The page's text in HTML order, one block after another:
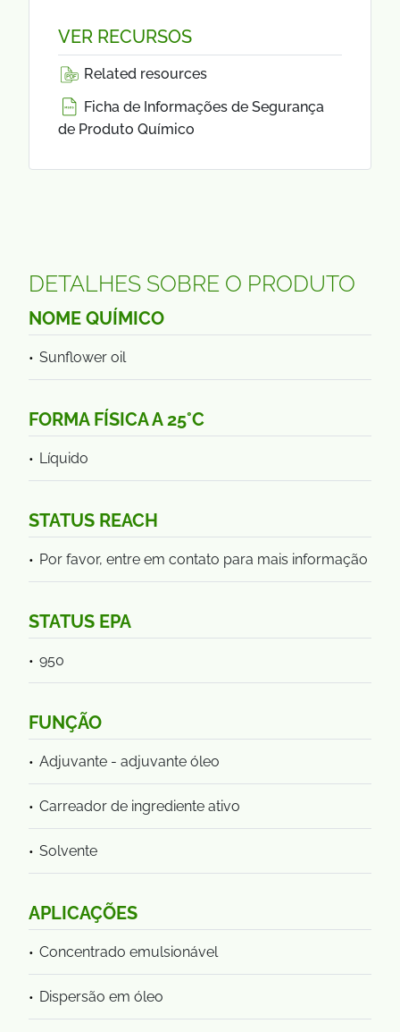
VER RECURSOS
Related resources
Ficha de Informações de Segurança
de Produto Químico
DETALHES SOBRE O PRODUTO
NOME QUÍMICO
Sunflower oil
FORMA FÍSICA A 25°C
Líquido
STATUS REACH
Por favor, entre em contato para mais informação
STATUS EPA
950
FUNÇÃO
Adjuvante - adjuvante óleo
Carreador de ingrediente ativo
Solvente
APLICAÇÕES
Concentrado emulsionável
Dispersão em óleo